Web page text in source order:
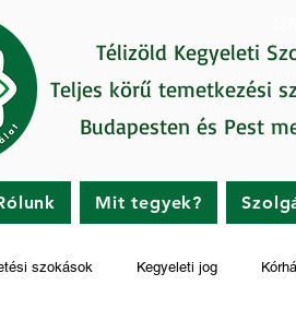
Télizöld Kegyeleti
Teljes körű temetkezési
Budapesten és Pest
Mit tegyek?
szokások Kegyeleti jog